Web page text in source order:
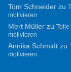
Tom Schneiderzu
motivieren
Mert Müllerzu Tolle
motivieren
Annika Schmidtzu
motivieren